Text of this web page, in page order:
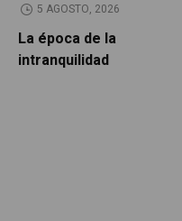
5 AGOSTO, 2026
La época de la
intranquilidad